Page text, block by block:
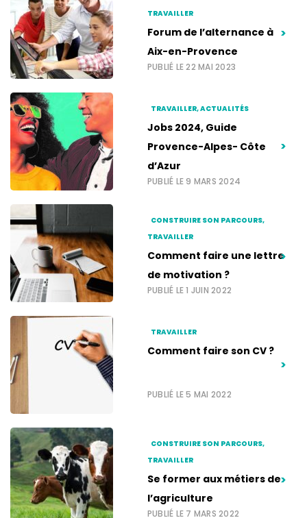
TRAVAILLER
Forum de l’alternance à
Aix-en-Provence
PUBLIÉ LE 22 MAI 2023
>
TRAVAILLER, ACTUALITÉS
Jobs 2024, Guide
Provence-Alpes- Côte
d’Azur
PUBLIÉ LE 9 MARS 2024
>
CONSTRUIRE SON PARCOURS,
TRAVAILLER
Comment faire une lettre
de motivation ?
PUBLIÉ LE 1 JUIN 2022
>
TRAVAILLER
Comment faire son CV ?
PUBLIÉ LE 5 MAI 2022
>
CONSTRUIRE SON PARCOURS,
TRAVAILLER
Se former aux métiers de
l’agriculture
PUBLIÉ LE 7 MARS 2022
>